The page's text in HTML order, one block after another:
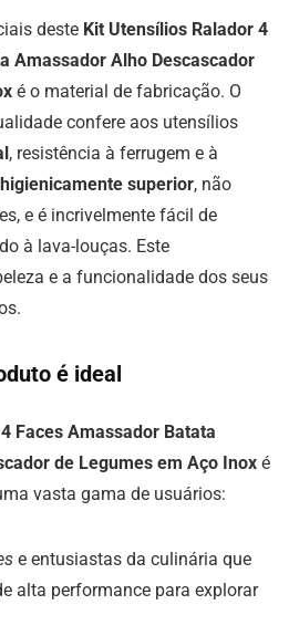
deste Kit Utensílios Ralador 4
Amassador Alho Descascador
é o material de fabricação. O
confere aos utensílios
, resistência à ferrugem e à
higienicamente superior, não
e é incrivelmente fácil de
à lava-louças. Este
e a funcionalidade dos seus
é ideal
Faces Amassador Batata
de Legumes em Aço Inox é
vasta gama de usuários:
e entusiastas da culinária que
alta performance para explorar